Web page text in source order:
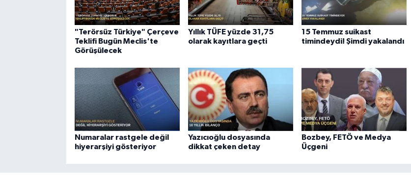
"Terörsüz Türkiye" Çerçeve
Teklifi Bugün Meclis'te
Görüşülecek
Yıllık TÜFE yüzde 31,75
olarak kayıtlara geçti
15 Temmuz suikast
timindeydi! Şimdi yakalandı
Numaralar rastgele değil
hiyerarşiyi gösteriyor
Yazıcıoğlu dosyasında
dikkat çeken detay
Bozbey, FETÖ ve Medya
Üçgeni